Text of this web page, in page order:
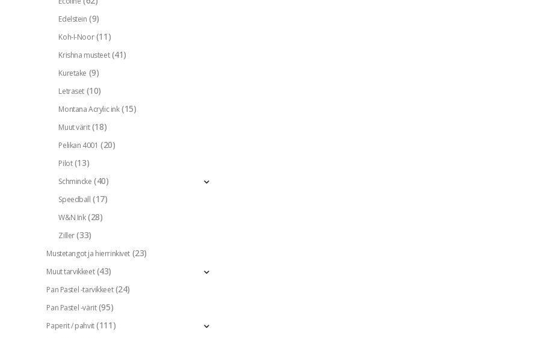
Edelstein (9)
Koh-I-Noor (11)
Krishna musteet (41)
Kuretake (9)
Letraset (10)
Montana Acrylic ink (15)
Muut värit (18)
Pelikan 4001 (20)
Pilot (13)
Schmincke (40)
Speedball (17)
W&N Ink (28)
Ziller (33)
Mustetangot ja hierrinkivet (23)
Muut tarvikkeet (43)
Pan Pastel -tarvikkeet (24)
Pan Pastel -värit (95)
Paperit / pahvit (111)